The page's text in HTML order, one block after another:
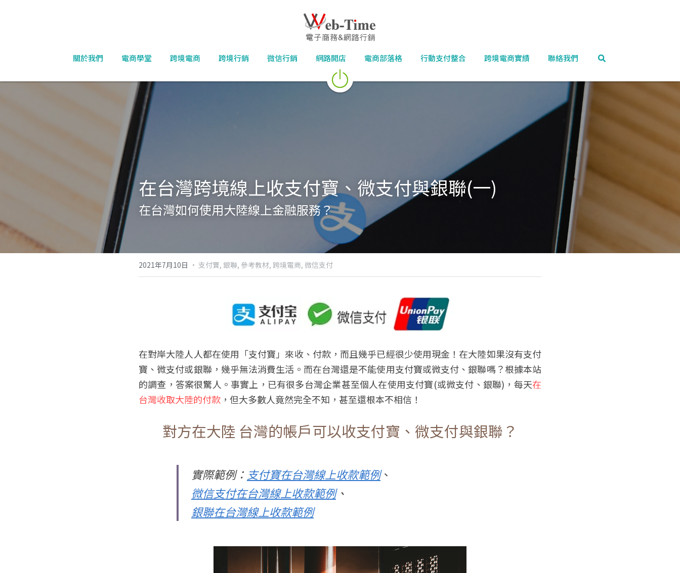
關於我們 電商學堂 跨境電商 跨境行銷 微信行銷 網路開店 電商部落格 行動支付整合 跨境電商實績 聯絡我們
在台灣跨境線上收支付寶、微支付與銀聯(一)
在台灣如何使用大陸線上金融服務？
2021年7月10日 · 支付寶, 銀聯, 參考教材, 跨境電商, 微信支付
在對岸大陸人人都在使用「支付寶」來收、付款，而且幾乎已經很少使用現金！在大陸如果沒有支付
寶、微支付或銀聯，幾乎無法消費生活。而在台灣還是不能使用支付寶或微支付、銀聯嗎？根據本站
的調查，答案很驚人。事實上，已有很多台灣企業甚至個人在使用支付寶(或微支付、銀聯)，每天在
台灣收取大陸的付款 ，但大多數人竟然完全不知，甚至還根本不相信！
對方在大陸 台灣的帳戶可以收支付寶、微支付與銀聯？
實際範例： 支付寶在台灣線上收款範例、
微信支付在台灣線上收款範例、
銀聯在台灣線上收款範例